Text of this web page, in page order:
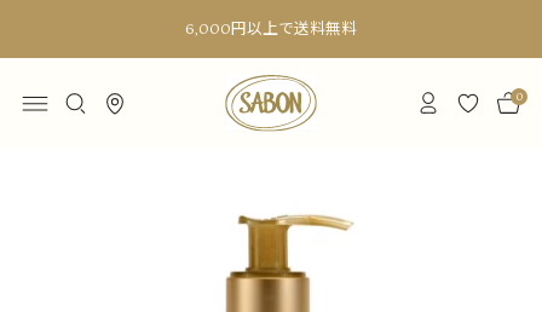
6,000円以上で送料無料
0